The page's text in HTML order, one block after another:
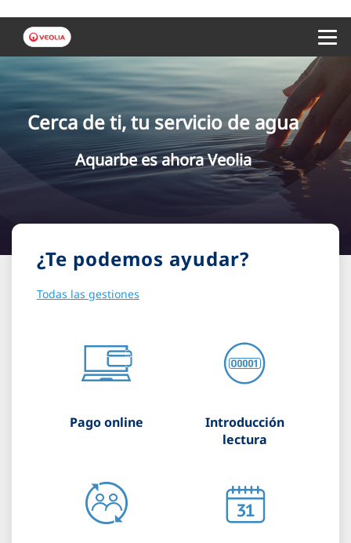
Cerca de ti, tu servicio de agua
Aquarbe es ahora Veolia
¿Te podemos ayudar?
Todas las gestiones
Pago online
Introducción
lectura